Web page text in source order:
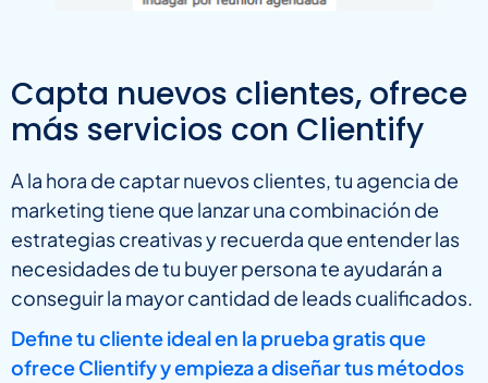
Capta nuevos clientes, ofrece
más servicios con Clientify
A la hora de captar nuevos clientes, tu agencia de
marketing tiene que lanzar una combinación de
estrategias creativas y recuerda que entender las
necesidades de tu buyer persona te ayudarán a
conseguir la mayor cantidad de leads cualificados.
Define tu cliente ideal en la prueba gratis que
ofrece Clientify y empieza a diseñar tus métodos